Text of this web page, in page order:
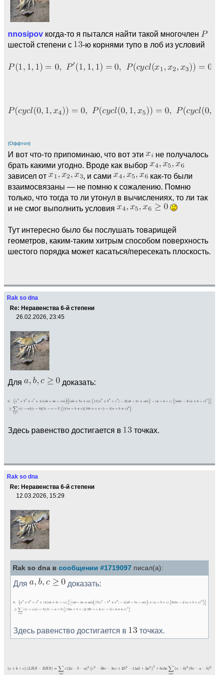
nnosipov когда-то я пытался найти такой многочлен
шестой степени с
-ю корнями тупо в лоб из условий
(Оффтоп)
И вот что-то припоминаю, что вот эти
не получалось
брать какими угодно. Вроде как выбор
зависел от
, и сами
как-то были
взаимосвязаны — не помню к сожалению. Помню
только, что тогда то ли утонул в вычислениях, то ли так
и не смог выполнить условия
Тут интересно было бы послушать товарищей
геометров, каким-таким хитрым способом поверхность
шестого порядка может касаться/пересекать плоскость.
Rak so dna
Re: Неравенства 6-й степени
26.02.2026, 23:45
Для доказать:
Здесь равенство достигается в точках.
Rak so dna
Re: Неравенства 6-й степени
12.03.2026, 15:29
Rak so dna в сообщении #1719097 писал(а):
Для доказать:
Здесь равенство достигается в точках.